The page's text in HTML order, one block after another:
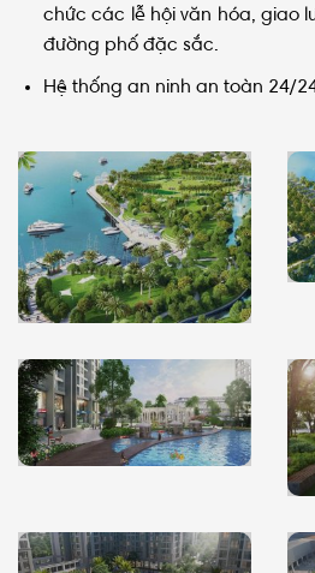
đường phố đặc sắc.
Hệ thống an ninh an toàn 24/24.